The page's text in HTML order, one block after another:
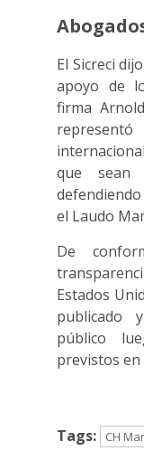
El Sicreci
apoyo de
firma
que sean
el Laudo
De
Estados
publicado
público
previstos en
Tags: CH